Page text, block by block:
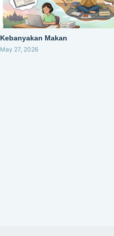
Kebanyakan Makan
May 27, 2026